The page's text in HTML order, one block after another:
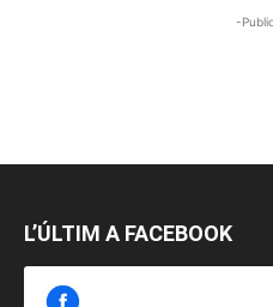
-
L’ÚLTIM A FACEBOOK